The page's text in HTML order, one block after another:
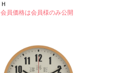
Ｈ
会員価格は会員様のみ公開